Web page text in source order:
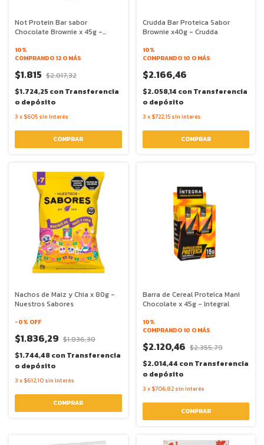
Not Protein Bar sabor
Chocolate Brownie x 45g -
10%
COMPRANDO 12 O MÁS
$1.815 $2.017,32
$1.724,25conTransferencia
o depósito
3 x $605 sin interés
Crudda Bar Proteica Sabor
Brownie x40g - Crudda
10%
COMPRANDO 10 O MÁS
$2.166,46
$2.058,14 conTransferencia
o depósito
3 x $722,15 sin interés
Nachos de Maiz y Chia x 80g -
Nuestros Sabores
-0% OFF
$1.836,29 $1.836,30
$1.744,48conTransferencia
o depósito
3 x $612,10 sin interés
Barra de Cereal Proteica Mani
Chocolate x 45g - lntegral
10%
COMPRANDO 10 O MÁS
$2.120,46 $2.355,79
$2.014,44 conTransferencia
o depósito
3 x $706,82 sin interés